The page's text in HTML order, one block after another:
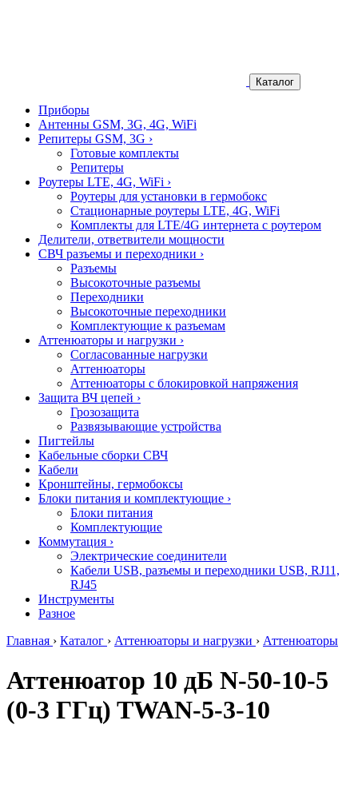
Каталог
Приборы
Антенны GSM, 3G, 4G, WiFi
Репитеры GSM, 3G ›
Готовые комплекты
Репитеры
Роутеры LTE, 4G, WiFi ›
Роутеры для установки в гермобокс
Стационарные роутеры LTE, 4G, WiFi
Комплекты для LTE/4G интернета с роутером
Делители, ответвители мощности
СВЧ разъемы и переходники ›
Разъемы
Высокоточные разъемы
Переходники
Высокоточные переходники
Комплектующие к разъемам
Аттенюаторы и нагрузки ›
Согласованные нагрузки
Аттенюаторы
Аттенюаторы с блокировкой напряжения
Защита ВЧ цепей ›
Грозозащита
Развязывающие устройства
Пигтейлы
Кабельные сборки СВЧ
Кабели
Кронштейны, гермобоксы
Блоки питания и комплектующие ›
Блоки питания
Комплектующие
Коммутация ›
Электрические соединители
Кабели USB, разъемы и переходники USB, RJ11,
RJ45
Инструменты
Разное
Главная › Каталог › Аттенюаторы и нагрузки › Аттенюаторы
Аттенюатор 10 дБ N-50-10-5
(0-3 ГГц) TWAN-5-3-10